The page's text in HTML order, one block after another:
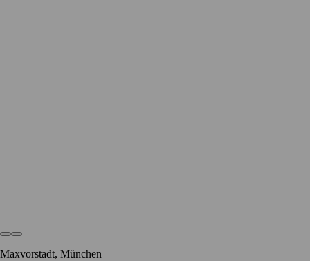
Maxvorstadt, München